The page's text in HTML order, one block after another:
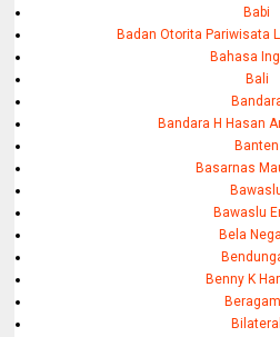
Babi
Badan Otorita Pariwisata
Bahasa
Bali
Bandara H Hasan
Banten
Basarnas
Bawaslu
Bela
Benny K
Bilateral